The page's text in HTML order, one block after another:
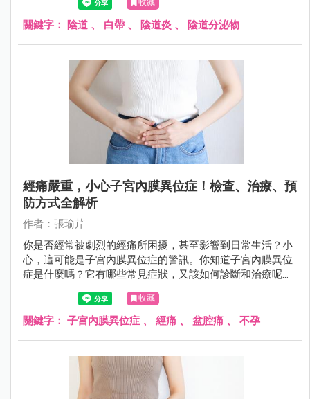
收藏
關鍵字： 陰道 、 白帶 、 陰道炎 、 陰道分泌物
經痛嚴重，小心子宮內膜異位症！檢查、治療、預
防方式全解析
作者：張瑜芹
你是否經常被劇烈的經痛所困擾，甚至影響到日常生活？小
心，這可能是子宮內膜異位症的警訊。你知道子宮內膜異位
症是什麼嗎？它有哪些常見症狀，又該如何診斷和治療呢？
該如何預防才對？
收藏
關鍵字： 子宮內膜異位症 、 經痛 、 盆腔痛 、 不孕